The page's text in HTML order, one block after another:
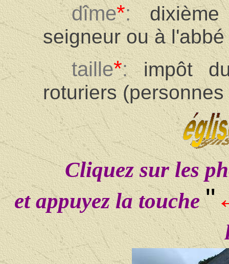
dîme*:
seigneur ou à
taille*:
impôt
roturiers
Cliquez sur les
et appuyez la touche"